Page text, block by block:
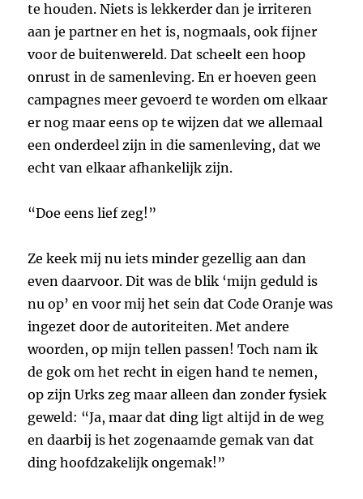
te houden. Niets is lekkerder dan je irriteren
aan je partner en het is, nogmaals, ook fijner
voor de buitenwereld. Dat scheelt een hoop
onrust in de samenleving. En er hoeven geen
campagnes meer gevoerd te worden om elkaar
er nog maar eens op te wijzen dat we allemaal
een onderdeel zijn in die samenleving, dat we
echt van elkaar afhankelijk zijn.
“Doe eens lief zeg!”
Ze keek mij nu iets minder gezellig aan dan
even daarvoor. Dit was de blik ‘mijn geduld is
nu op’ en voor mij het sein dat Code Oranje was
ingezet door de autoriteiten. Met andere
woorden, op mijn tellen passen! Toch nam ik
de gok om het recht in eigen hand te nemen,
op zijn Urks zeg maar alleen dan zonder fysiek
geweld: “Ja, maar dat ding ligt altijd in de weg
en daarbij is het zogenaamde gemak van dat
ding hoofdzakelijk ongemak!”